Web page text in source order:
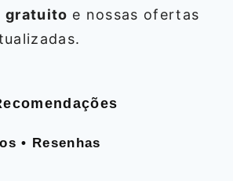
gratuito e nossas ofertas
• Resenhas